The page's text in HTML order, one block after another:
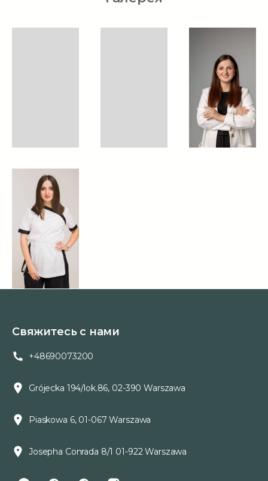
Свяжитесь с нами
+48690073200
Grójecka 194/lok.86, 02-390 Warszawa
Piaskowa 6, 01-067 Warszawa
Josepha Conrada 8/1 01-922 Warszawa